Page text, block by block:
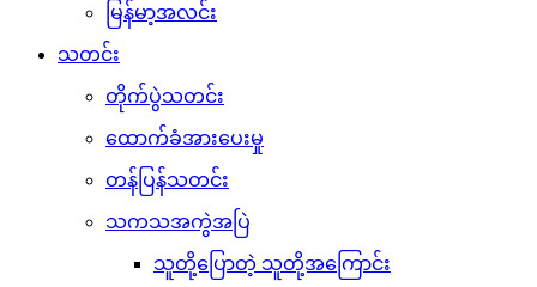
မြန်မာ့အလင်း
သတင်း
တိုက်ပွဲသတင်း
ထောက်ခံအားပေးမှု
တန်ပြန်သတင်း
သကသအကွဲအပြဲ
သူတို့ပြောတဲ့ သူတို့အကြောင်း